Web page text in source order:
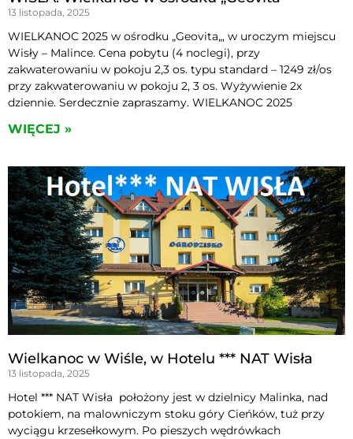
13 listopada, 2025
WIELKANOC 2025 w ośrodku „Geovita„, w uroczym miejscu
Wisły – Malince. Cena pobytu (4 noclegi), przy
zakwaterowaniu w pokoju 2,3 os. typu standard – 1249 zł/os
przy zakwaterowaniu w pokoju 2, 3 os. Wyżywienie 2x
dziennie. Serdecznie zapraszamy. WIELKANOC 2025
WIĘCEJ »
Wielkanoc w Wiśle, w Hotelu *** NAT Wisła
13 listopada, 2025
Hotel *** NAT Wisła położony jest w dzielnicy Malinka, nad
potokiem, na malowniczym stoku góry Cieńków, tuż przy
wyciągu krzesełkowym. Po pieszych wędrówkach